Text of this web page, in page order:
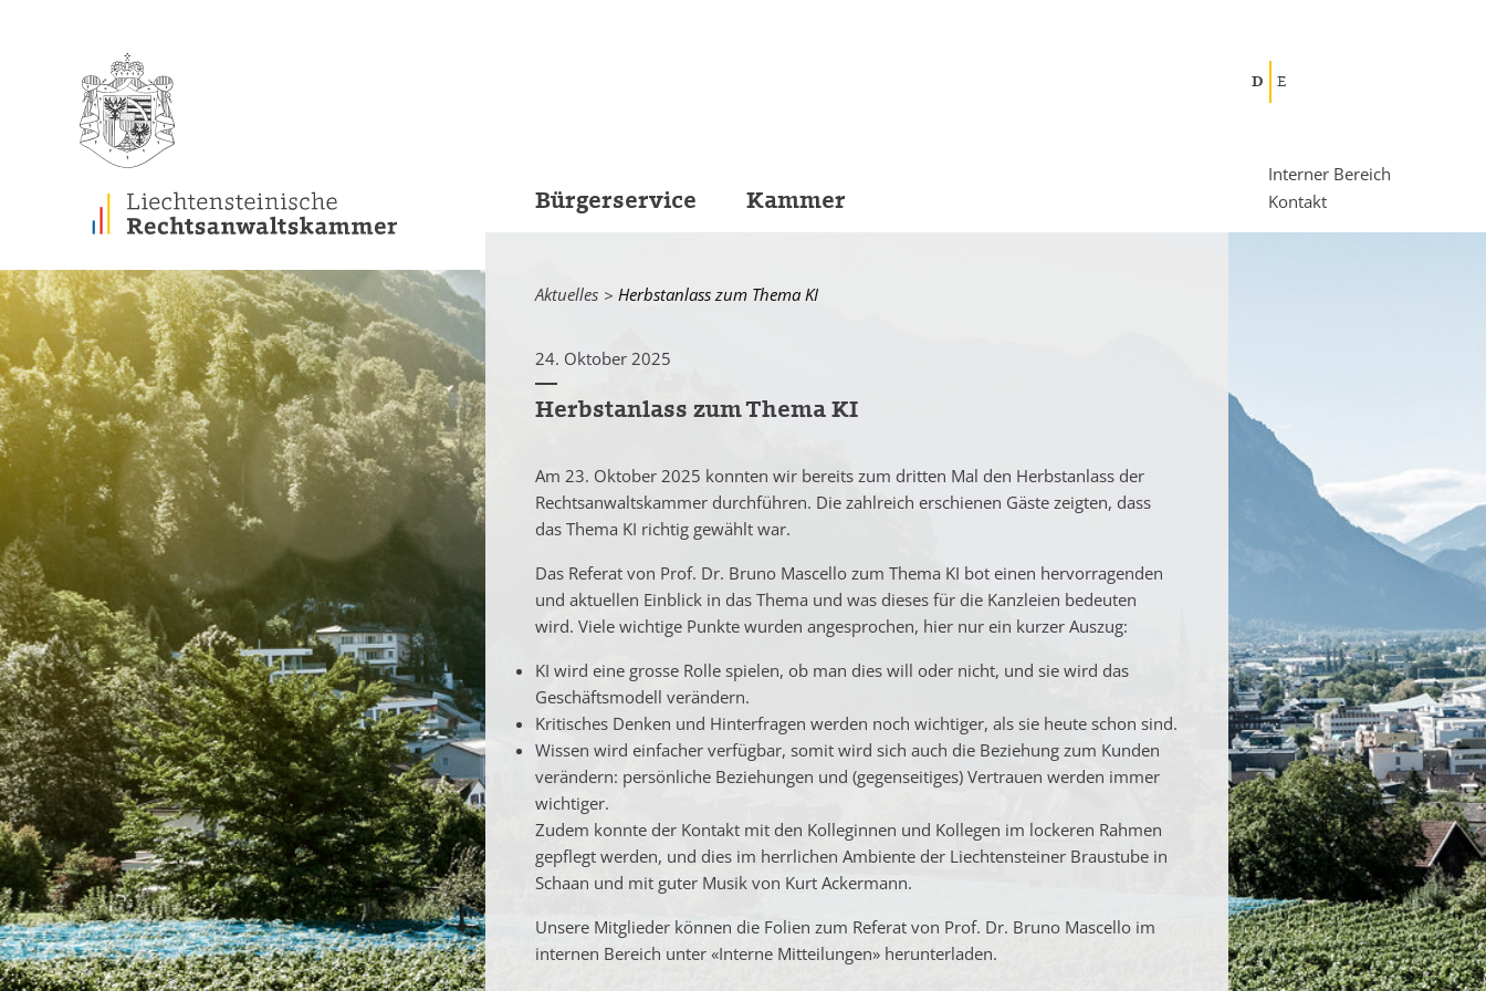
D E
Interner Bereich
Kontakt
Bürgerservice Kammer
Aktuelles Current:
Herbstanlass zum Thema KI
24. Oktober 2025
Herbstanlass zum Thema KI
Am 23. Oktober 2025 konnten wir bereits zum dritten Mal den Herbstanlass der
Rechtsanwaltskammer durchführen. Die zahlreich erschienen Gäste zeigten, dass
das Thema KI richtig gewählt war.
Das Referat von Prof. Dr. Bruno Mascello zum Thema KI bot einen hervorragenden
und aktuellen Einblick in das Thema und was dieses für die Kanzleien bedeuten
wird. Viele wichtige Punkte wurden angesprochen, hier nur ein kurzer Auszug:
KI wird eine grosse Rolle spielen, ob man dies will oder nicht, und sie wird das
Geschäftsmodell verändern.
Kritisches Denken und Hinterfragen werden noch wichtiger, als sie heute schon sind.
Wissen wird einfacher verfügbar, somit wird sich auch die Beziehung zum Kunden
verändern: persönliche Beziehungen und (gegenseitiges) Vertrauen werden immer
wichtiger.
Zudem konnte der Kontakt mit den Kolleginnen und Kollegen im lockeren Rahmen
gepflegt werden, und dies im herrlichen Ambiente der Liechtensteiner Braustube in
Schaan und mit guter Musik von Kurt Ackermann.
Unsere Mitglieder können die Folien zum Referat von Prof. Dr. Bruno Mascello im
internen Bereich unter «Interne Mitteilungen» herunterladen.